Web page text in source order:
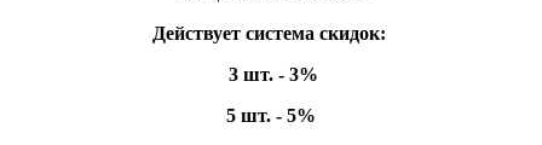
Действует система скидок:
3 шт. - 3%
5 шт. - 5%